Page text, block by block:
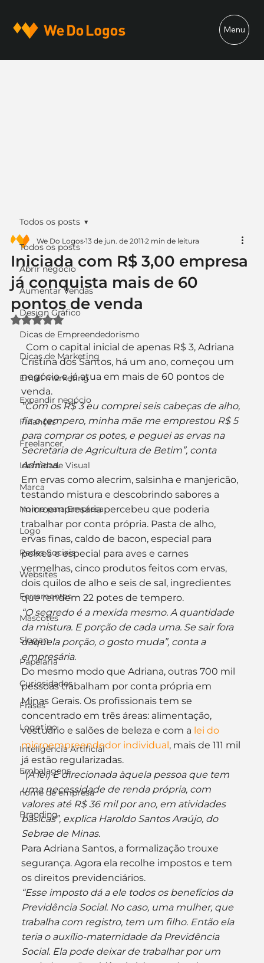
Menu
Todos os posts
Abrir negócio
Aumentar Vendas
Design Gráfico
Dicas de Empreendedorismo
Dicas de Marketing
Email marketing
Expandir negócio
Finanças
Freelancer
Identidade Visual
Marca
Nome para Empresa
Logo
Redes Sociais
Websites
Ferramentas
Mascotes
Slogan
Papelaria
Curiosidades
Frases
Logotipo
Inteligência Artificial
Embalagens
nome de empresa
Branding
Todos os posts
Iniciada com R$ 3,00 empresa
já conquista mais de 60
pontos de venda
We Do Logos 13 de jun. de 2011 2 min de leitura
Avaliado com NaN de 5 estrelas.
Cristina dos Santos, há um ano, começou um
negócio e já atua em mais de 60 pontos de
venda.
“Com os R$ 3 eu comprei seis cabeças de alho,
fiz o tempero, minha mãe me emprestou R$ 5
para comprar os potes, e peguei as ervas na
Secretaria de Agricultura de Betim”, conta
Adriana.
Em ervas como alecrim, salsinha e manjericão,
testando mistura e descobrindo sabores a
microempresária percebeu que poderia
trabalhar por conta própria. Pasta de alho,
ervas finas, caldo de bacon, especial para
peixes e especial para aves e carnes
vermelhas, cinco produtos feitos com ervas,
dois quilos de alho e seis de sal, ingredientes
que rendem 22 potes de tempero.
“O segredo é a mexida mesmo. A quantidade
da mistura. E porção de cada uma. Se sair fora
daquela porção, o gosto muda”, conta a
empresária.
Do mesmo modo que Adriana, outras 700 mil
pessoas trabalham por conta própria em
Minas Gerais. Os profissionais tem se
concentrado em três áreas: alimentação,
vestuário e salões de beleza e com a lei do
microempreendedor individual, mais de 111 mil
já estão regularizadas.
“(A lei) É direcionada àquela pessoa que tem
uma necessidade de renda própria, com
valores até R$ 36 mil por ano, em atividades
básicas”, explica Haroldo Santos Araújo, do
Sebrae de Minas.
Para Adriana Santos, a formalização trouxe
segurança. Agora ela recolhe impostos e tem
os direitos previdenciários.
“Esse imposto dá a ele todos os benefícios da
Previdência Social. No caso, uma mulher, que
trabalha com registro, tem um filho. Então ela
teria o auxílio-maternidade da Previdência
Social. Ela pode deixar de trabalhar por um